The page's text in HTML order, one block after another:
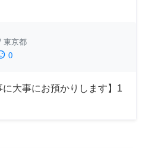
東京都
0
に大事にお預かりします】1